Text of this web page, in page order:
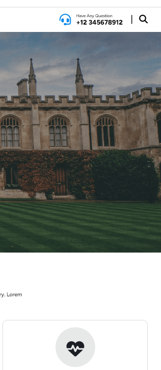
Tải về
Phiên bản
Số lượt cài đặt
Phiên bản WordPress
Phiên bản PHP
Trang chủ của giao diện